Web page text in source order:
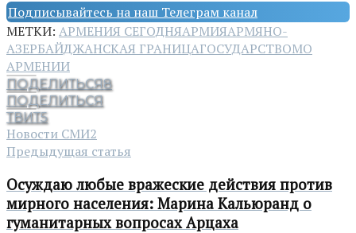
Подписывайтесь на наш Телеграм канал
МЕТКИ: АРМЕНИЯ СЕГОДНЯАРМИЯАРМЯНО-
АЗЕРБАЙДЖАНСКАЯ ГРАНИЦАГОСУДАРСТВОМО
АРМЕНИИ
ПОДЕЛИТЬСЯ8
ПОДЕЛИТЬСЯ
ТВИТ5
Новости СМИ2
Предыдущая статья
Осуждаю любые вражеские действия против
мирного населения: Марина Кальюранд о
гуманитарных вопросах Арцаха